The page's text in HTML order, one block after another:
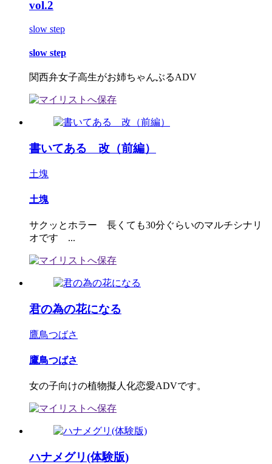
vol.2
slow step
slow step
関西弁女子高生がお姉ちゃんぶるADV
書いてある 改（前編）
土塊
土塊
サクッとホラー 長くても30分ぐらいのマルチシナリ
オです ...
君の為の花になる
鷹鳥つばさ
鷹鳥つばさ
女の子向けの植物擬人化恋愛ADVです。
ハナメグリ(体験版)